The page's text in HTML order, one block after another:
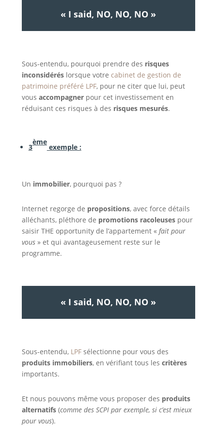
« I said, NO, NO, NO »
Sous-entendu, pourquoi prendre des risques
inconsidéréslorsque votre cabinet de gestion de
patrimoine préféré LPF, pour ne citer que lui, peut
vous accompagnerpour cet investissement en
réduisant ces risques à des risques mesurés.
3
ème
exemple :
Un immobilier, pourquoi pas ?
Internet regorge de propositions, avec force détails
alléchants, pléthore de promotions racoleusespour
saisir THE opportunity de l’appartement « fait pour
vous» et qui avantageusement reste sur le
programme.
« I said, NO, NO, NO »
Sous-entendu, LPFsélectionne pour vous des
produits immobiliers, en vérifiant tous les critères
importants.
Et nous pouvons même vous proposer des produits
alternatifs(comme des SCPI par exemple, si c’est mieux
pour vous).